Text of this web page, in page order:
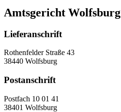
Amtsgericht Wolfsburg
Lieferanschrift
Rothenfelder Straße 43
38440 Wolfsburg
Postanschrift
Postfach 10 01 41
38401 Wolfsburg